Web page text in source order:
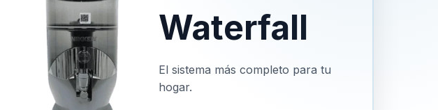
Waterfall
El sistema más completo para tu
hogar.